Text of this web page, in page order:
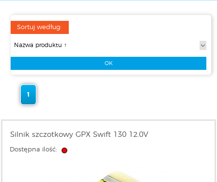
Sortuj według:
1
Silnik szczotkowy GPX Swift 130 12.0V
Dostępna ilość: